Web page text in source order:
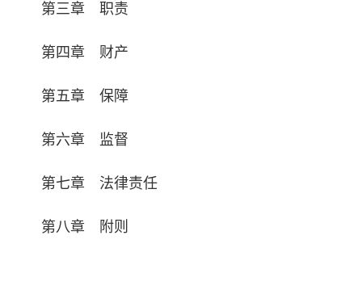
第三章 职责
第四章 财产
第五章 保障
第六章 监督
第七章 法律责任
第八章 附则